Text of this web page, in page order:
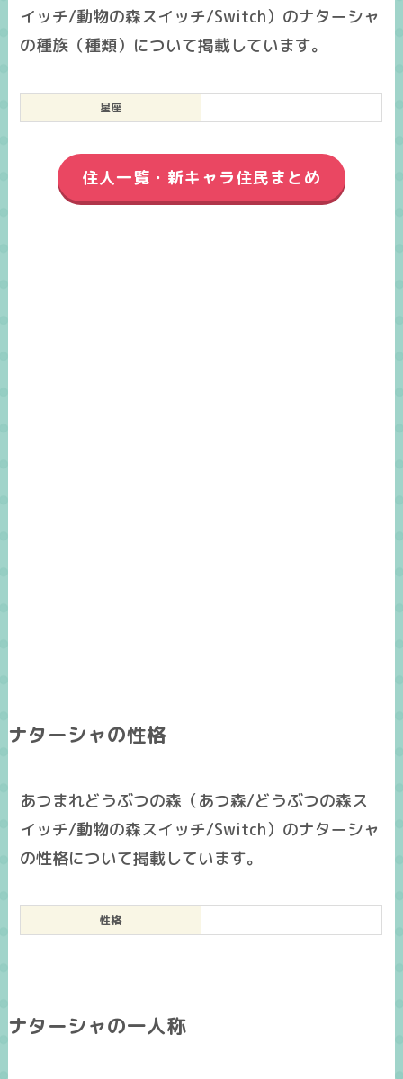
イッチ/動物の森スイッチ/Switch）のナターシャ
の種族（種類）について掲載しています。
星座
住人一覧・新キャラ住民まとめ
ナターシャの性格
あつまれどうぶつの森（あつ森/どうぶつの森ス
イッチ/動物の森スイッチ/Switch）のナターシャ
の性格について掲載しています。
性格
ナターシャの一人称